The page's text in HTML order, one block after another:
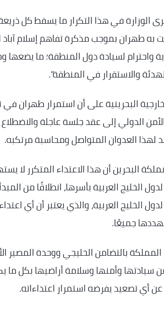
الوزارة في هذا التكرار ما يسقط كل
واحترام لسيادة دول المنطقة؛ ما
والاستقرار في المنطقة”.
البحرينية على أن استمرار طهران في
لهذا العدوان المتواصل ومحاسبة مرتكبه.
البحرين أن هذا الاعتداء المتكرر
الخليج العربية بأسرها، انطلاقًا من
لدول الخليج العربية، والذي يعتبر أن أي
جميعًا.
المملكة بالتضامن الخليجي ووحدة
سيادتها وأمنها وسلامة أراضيها بكل ما
عن أي تصعيد يفرضه استمرار اعتداءاته.